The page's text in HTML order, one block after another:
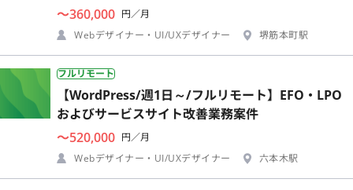
〜360,000 円／月
Webデザイナー・UI/UXデザイナー
堺筋本町駅
フルリモート
【WordPress/週1日～/フルリモート】EFO・LPO
およびサービスサイト改善業務案件
〜520,000 円／月
Webデザイナー・UI/UXデザイナー
六本木駅